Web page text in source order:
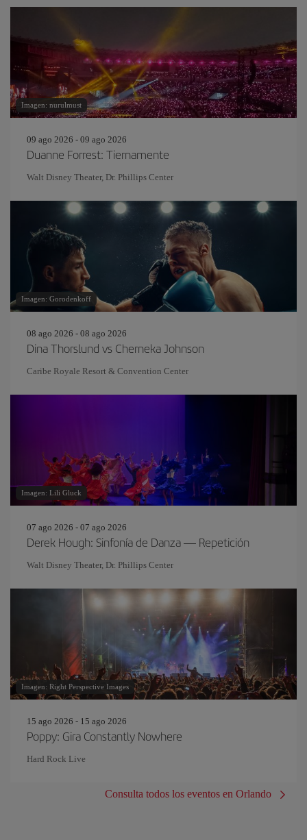
Imagen: nurulmust
09 ago 2026 - 09 ago 2026
Duanne Forrest: Tiernamente
Walt Disney Theater, Dr. Phillips Center
Imagen: Gorodenkoff
08 ago 2026 - 08 ago 2026
Dina Thorslund vs Cherneka Johnson
Caribe Royale Resort & Convention Center
Imagen: Lili Gluck
07 ago 2026 - 07 ago 2026
Derek Hough: Sinfonía de Danza — Repetición
Walt Disney Theater, Dr. Phillips Center
Imagen: Right Perspective Images
15 ago 2026 - 15 ago 2026
Poppy: Gira Constantly Nowhere
Hard Rock Live
Consulta todos los eventos en Orlando